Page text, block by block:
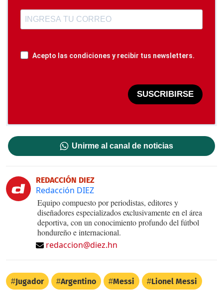
Acepto las condiciones y recibir tus newsletters.
SUSCRIBIRSE
Unirme al canal de noticias
REDACCIÓN DIEZ
Redacción DIEZ
Equipo compuesto por periodistas, editores y
diseñadores especializados exclusivamente en el área
deportiva, con un conocimiento profundo del fútbol
hondureño e internacional.
redaccion@diez.hn
Jugador Argentino Messi Lionel Messi